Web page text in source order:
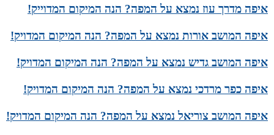
איפה מדרך עוז נמצא על המפה? הנה המיקום המדוייק!
איפה המושב אורות נמצא על המפה? הנה המיקום המדויק!
איפה המושב גדיש נמצא על המפה? הנה המיקום המדויק!
איפה כפר מרדכי נמצא על המפה? הנה המיקום המדויק!
איפה המושב צוריאל נמצא על המפה? הנה המיקום המדויק!